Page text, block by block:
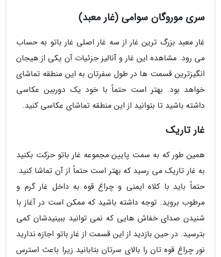
سری موروگان سوامی (غار معبد)
غار معبد بزرگ ترین غار از سه غار اصلی غار باتو به حساب
می رود. مشاهده این غار و آنالیز جزئیات آن یکی از هیجان
انگیزترین قسمت ها در طول سفرتان به این منطقه تماشای
خواهد بود. بهتر است حتماً با خود یک دوربین عکاسی
داشته باشید تا بتوانید از این منطقه تماشای عکاسی کنید.
غار تاریک
همین طور که به سمت پایین مجموعه غار باتو حرکت بکنید
به غار تاریک می رسید که بهتر است حتماً از آن تماشا کنید.
حتماً باید با کلاه ایمنی و چراغ قوه به داخل غار گرم و
مرطوب بروید. توجه داشته باشید که ممکن است در آغاز با
شنیدن صدای خفاش هایی که نمی توانید ببینیدشان کمی
بترسید. در حین بازدید از این قسمت از غار باتو اجازه ندارید
نور چراغ قوه تان را بالای سرتان بتابانید زیرا باعث استرس